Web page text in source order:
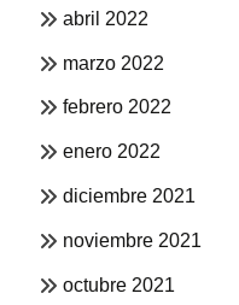
abril 2022
marzo 2022
febrero 2022
enero 2022
diciembre 2021
noviembre 2021
octubre 2021